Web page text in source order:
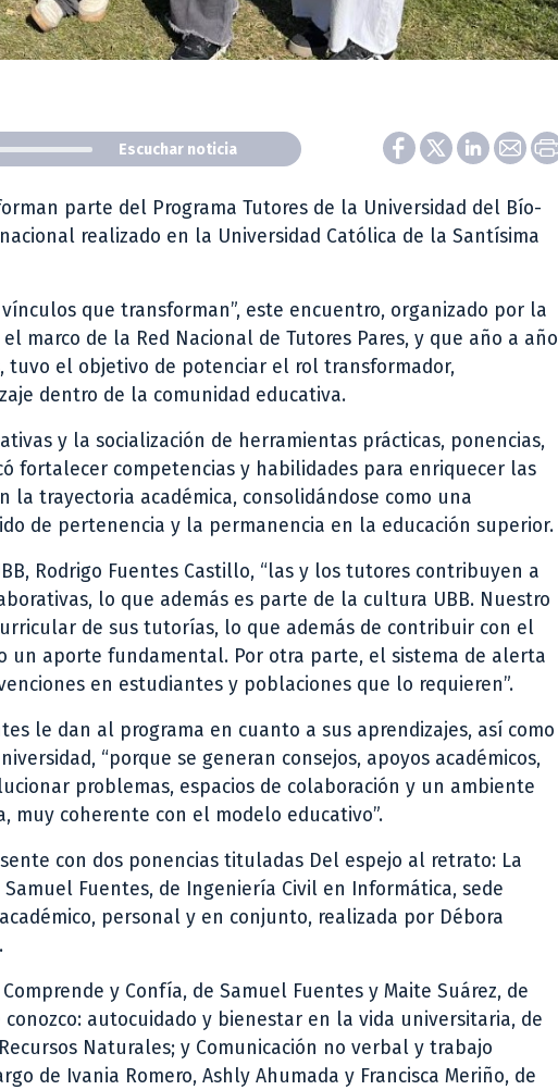
Escuchar noticia
parte del Programa Tutores de la Universidad del Bío-
realizado en la Universidad Católica de la Santísima
que transforman”, este encuentro, organizado por la
marco de la Red Nacional de Tutores Pares, y que año a año
tuvo el objetivo de potenciar el rol transformador,
dentro de la comunidad educativa.
y la socialización de herramientas prácticas, ponencias,
fortalecer competencias y habilidades para enriquecer las
trayectoria académica, consolidándose como una
de pertenencia y la permanencia en la educación superior.
Rodrigo Fuentes Castillo, “las y los tutores contribuyen a
lo que además es parte de la cultura UBB. Nuestro
de sus tutorías, lo que además de contribuir con el
un aporte fundamental. Por otra parte, el sistema de alerta
en estudiantes y poblaciones que lo requieren”.
le dan al programa en cuanto a sus aprendizajes, así como
“porque se generan consejos, apoyos académicos,
problemas, espacios de colaboración y un ambiente
muy coherente con el modelo educativo”.
con dos ponencias tituladas Del espejo al retrato: La
Fuentes, de Ingeniería Civil en Informática, sede
personal y en conjunto, realizada por Débora
y Confía, de Samuel Fuentes y Maite Suárez, de
autocuidado y bienestar en la vida universitaria, de
Naturales; y Comunicación no verbal y trabajo
de Ivania Romero, Ashly Ahumada y Francisca Meriño, de